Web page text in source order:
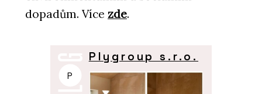
dopadům. Více zde.
P
Plygroup s.r.o.